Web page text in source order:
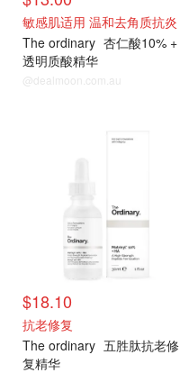
敏感肌适用 温和去角质抗炎
The ordinary 杏仁酸10% +
透明质酸精华
@dealmoon.com.au
$18.10
抗老修复
The ordinary 五胜肽抗老修
复精华